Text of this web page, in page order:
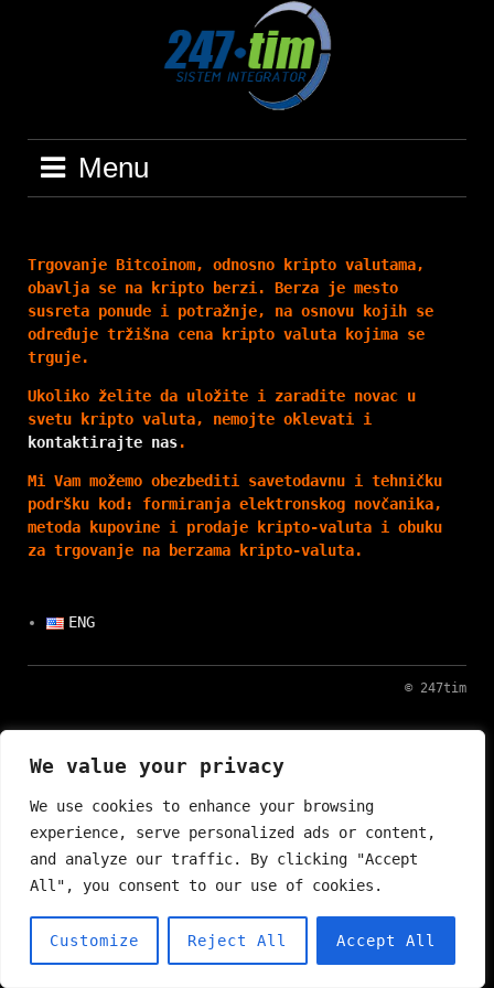
We value your privacy
We use cookies to enhance your browsing
experience, serve personalized ads or content,
and analyze our traffic. By clicking "Accept
All", you consent to our use of cookies.
Customize Reject All Accept All
Menu
Trgovanje Bitcoinom, odnosno kripto valutama,
obavlja se na kripto berzi. Berza je mesto
susreta ponude i potražnje, na osnovu kojih se
određuje tržišna cena kripto valuta kojima se
trguje.
Ukoliko želite da uložite i zaradite novac u
svetu kripto valuta, nemojte oklevati i
kontaktirajte nas.
Mi Vam možemo obezbediti savetodavnu i tehničku
podršku kod: formiranja elektronskog novčanika,
metoda kupovine i prodaje kripto-valuta i obuku
za trgovanje na berzama kripto-valuta.
ENG
© 247tim